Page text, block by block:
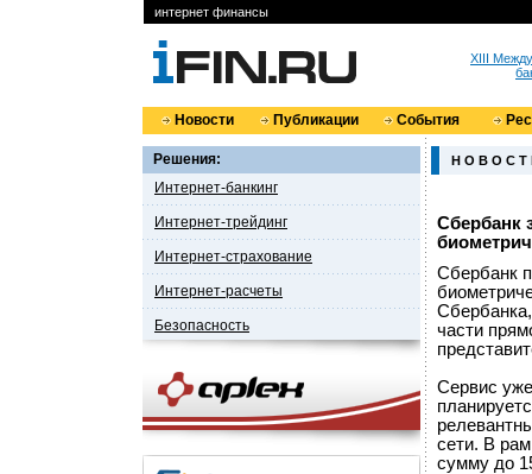
интернет финансы
XIII
Новости Публикации События
Решения:
Интернет-банкинг
Интернет-трейдинг
Интернет-страхование
Интернет-расчеты
Безопасность
Н О В О С Т
Сбербанк
Сбербанк
части
Сервис
сети. В
сумму до